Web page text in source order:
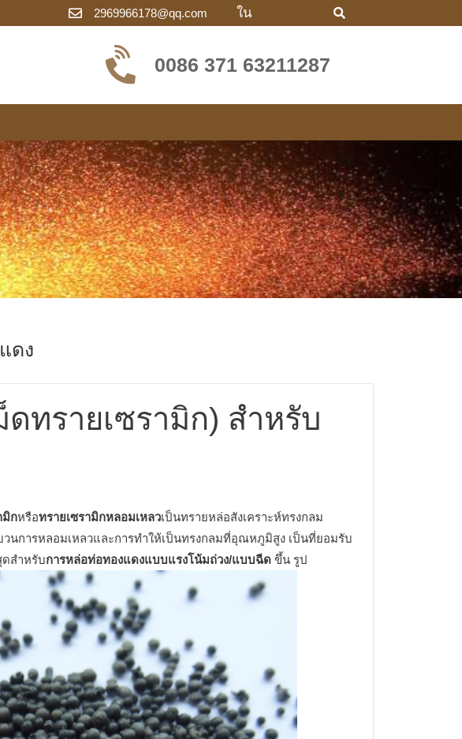
2969966178@qq.com ใน
0086 371 63211287
ดง
ทรายเซรามิก) สำหรับ
มิกหรือทรายเซรามิกหลอมเหลวเป็นทรายหล่อสังเคราะห์ทรงกลม
การหลอมเหลวและการทำให้เป็นทรงกลมที่อุณหภูมิสูง เป็นที่ยอมรับ
ดสำหรับการหล่อท่อทองแดงแบบแรงโน้มถ่วง/แบบฉีด ขึ้น รูป